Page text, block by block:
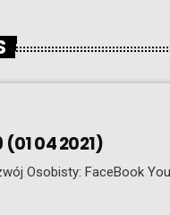
(01 04 2021)
Osobisty: FaceBook